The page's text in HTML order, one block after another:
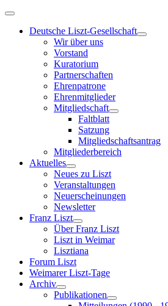
Deutsche Liszt-Gesellschaft
Wir über uns
Vorstand
Kuratorium
Partnerschaften
Ehrenpatrone
Ehrenmitglieder
Mitgliedschaft
Faltblatt
Satzung
Mitgliedschaftsantrag
Mitgliederbereich
Aktuelles
Neues zu Liszt
Veranstaltungen
Neuerscheinungen
Newsletter
Franz Liszt
Über Franz Liszt
Liszt in Weimar
Lisztiana
Forum Liszt
Weimarer Liszt-Tage
Archiv
Publikationen